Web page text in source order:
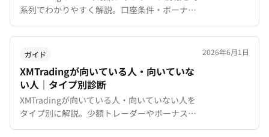
系列でわかりやすく解説。口座条件・ボーナ
ス・MT5機能強化・モバイルアプリ改善など、
主要な変更点をまとめました。
ガイド
XMTradingが向いている人・向いていな
い人｜タイプ別診断
XMTradingが向いている人・向いていない人を
タイプ別に解説。少額トレーダーやボーナス重
視派から、スプレッド最優先・法人口座希望者
2026年6月1日